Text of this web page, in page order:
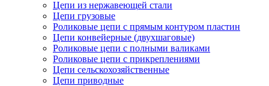
Цепи из нержавеющей стали
Цепи грузовые
Роликовые цепи с прямым контуром пластин
Цепи конвейерные (двухшаговые)
Роликовые цепи с полными валиками
Роликовые цепи с прикреплениями
Цепи сельскохозяйственные
Цепи приводные